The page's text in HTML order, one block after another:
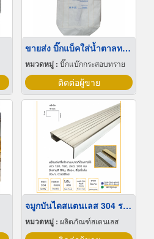
ขายส่ง บิ๊กแบ็คใส่น้ำตาลทราย สมุทรปราการ
หมวดหมู่ : บิ๊กแบ๊กกระสอบทราย
ติดต่อผู้ขาย
จมูกบันไดสแตนเลส 304 ราคาโรงงาน
หมวดหมู่ : ผลิตภัณฑ์สเตนเลส